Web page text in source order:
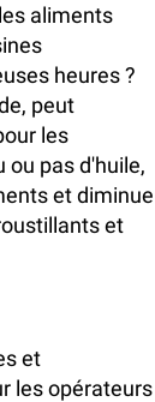
aliments
heures ?
peut
les
ou pas d'huile,
et diminue
et
et
les opérateurs